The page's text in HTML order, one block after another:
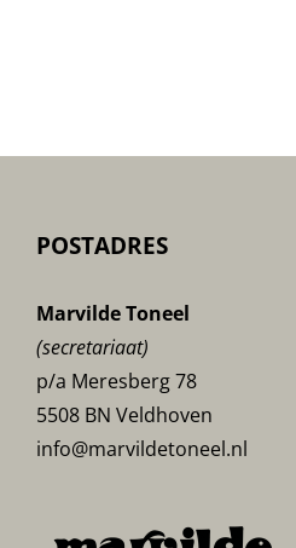
POSTADRES
Marvilde Toneel
(secretariaat)
p/a Meresberg 78
5508 BN Veldhoven
info@marvildetoneel.nl